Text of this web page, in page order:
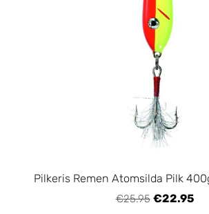
Pilkeris Remen Atomsilda Pilk
€25.95 €22.95